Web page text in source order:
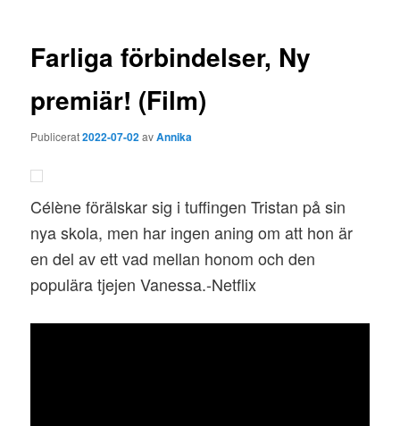
Farliga förbindelser, Ny
premiär! (Film)
Publicerat2022-07-02avAnnika
Célène förälskar sig i tuffingen Tristan på sin
nya skola, men har ingen aning om att hon är
en del av ett vad mellan honom och den
populära tjejen Vanessa.-Netflix